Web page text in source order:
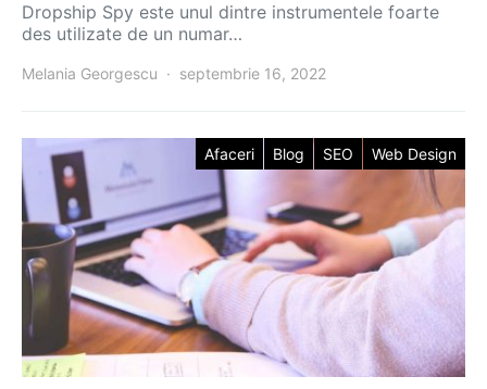
Dropship Spy este unul dintre instrumentele foarte
des utilizate de un numar…
Melania Georgescu septembrie 16, 2022
Afaceri Blog SEO Web Design